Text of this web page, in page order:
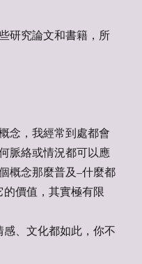
研究論文和書籍，所
念，我經常到處都會
脈絡或情況都可以應
概念那麼普及–什麼都
價值，其實極有限
、文化都如此，你不